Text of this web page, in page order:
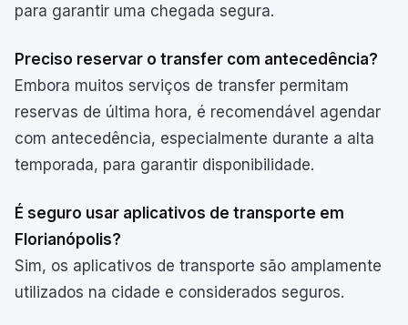
para garantir uma chegada segura.
Preciso reservar o transfer com antecedência?
Embora muitos serviços de transfer permitam
reservas de última hora, é recomendável agendar
com antecedência, especialmente durante a alta
temporada, para garantir disponibilidade.
É seguro usar aplicativos de transporte em
Florianópolis?
Sim, os aplicativos de transporte são amplamente
utilizados na cidade e considerados seguros.